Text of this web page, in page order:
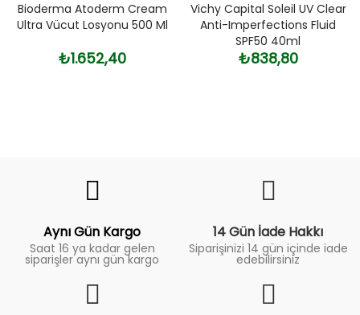
Bioderma Atoderm Cream
Ultra Vücut Losyonu 500 Ml
₺1.652,40
Vichy Capital Soleil UV Clear
Anti-Imperfections Fluid
SPF50 40ml
₺838,80
Aynı Gün Kargo
Saat 16 ya kadar gelen
siparişler aynı gün kargo
14 Gün İade Hakkı
Siparişinizi 14 gün içinde iade
edebilirsiniz